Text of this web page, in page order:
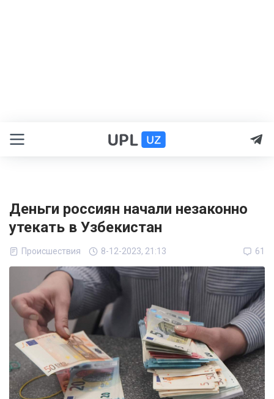
Деньги россиян начали незаконно
утекать в Узбекистан
Происшествия 8-12-2023, 21:13 61